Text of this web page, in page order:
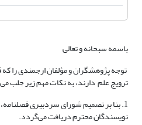
باسمه سبحانه و تعالی
توجه پژوهشگران و مؤلفان ارجمندی را
ترویج علم دارند، به نکات مهم زیر جلب
نویسندگان محترم دریافت می‌گردد.